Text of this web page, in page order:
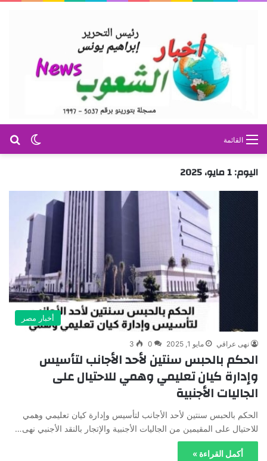
الوضع القائمة
اليوم:1 مايو، 2025
أخبار مصر
نهى عراقي مايو 1, 2025 0
3
الحكم بالحبس سنتين لأحد الأجانب لتأسيس
وإدارة كيان تعليمي وهمي للاحتيال على
الجاليات الأجنبية
الحكم بالحبس سنتين لأحد الأجانب لتأسيس وإدارة كيان تعليمي وهمي
للاحتيال على المقيمين من الجاليات الأجنبية والإتجار بالنقد الأجنبي نهى…
أكمل القراءة »